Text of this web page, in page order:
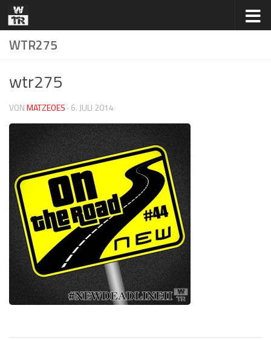
Zum Inhalt springen
WTR275
wtr275
VONMATZEOES · 6. JULI 2014